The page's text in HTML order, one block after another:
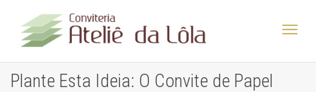
Plante Esta Ideia: O Convite de Papel